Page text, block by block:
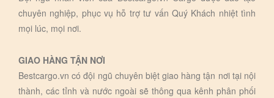
chuyên nghiệp, phục vụ hỗ trợ tư vấn Quý Khách nhiệt tình
mọi lúc, mọi nơi.
GIAO HÀNG TẬN NƠI
Bestcargo.vn có đội ngũ chuyên biệt giao hàng tận nơi tại nội
thành, các tỉnh và nước ngoài sẽ thông qua kênh phân phối